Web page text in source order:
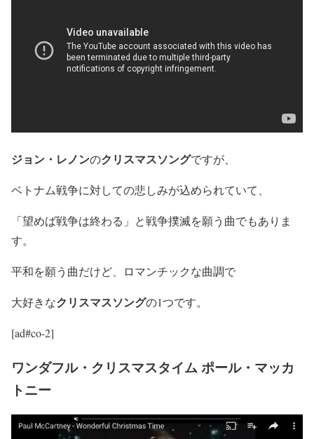
ジョン・レノンのクリスマスソングですが、
ベトナム戦争に対しての悲しみが込められていて、
「望めば戦争は終わる」と戦争撲滅を願う曲でもありま
す。
平和を願う曲だけど、ロマンチックな曲調で
大好きなクリスマスソングの1つです。
[ad#co-2]
ワンダフル・クリスマスタイム ポール・マッカ
トニー